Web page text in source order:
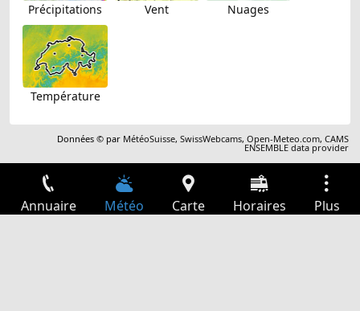
Précipitations Vent Nuages
Température
Données © par MétéoSuisse,SwissWebcams,Open-Meteo.com,CAMS
ENSEMBLE data provider
Annuaire Météo Carte Horaires Plus